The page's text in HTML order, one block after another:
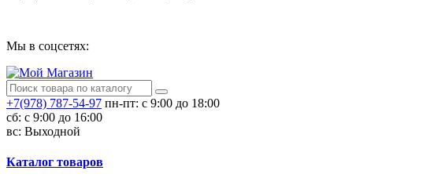
Мы в соцсетях:
+7(978) 787-54-97 пн-пт: с 9:00 до 18:00
сб: c 9:00 до 16:00
вс: Выходной
Каталог товаров